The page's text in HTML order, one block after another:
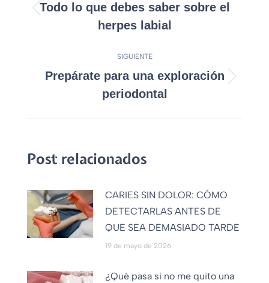
Todo lo que debes saber sobre el
herpes labial
SIGUIENTE
Prepárate para una exploración
periodontal
Post relacionados
CARIES SIN DOLOR: CÓMO
DETECTARLAS ANTES DE
QUE SEA DEMASIADO TARDE
19 de mayo de 2026
¿Qué pasa si no me quito una